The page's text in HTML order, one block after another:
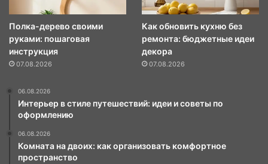
Полка-дерево своими
руками: пошаговая
инструкция
07.08.2026
Как обновить кухню без
ремонта: бюджетные идеи
декора
07.08.2026
06.08.2026
Интерьер в стиле путешествий: идеи и советы по
оформлению
06.08.2026
Комната на двоих: как организовать комфортное
пространство